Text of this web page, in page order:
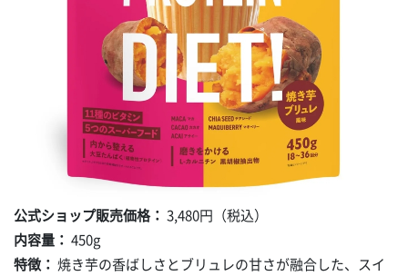
公式ショップ販売価格： 3,480円（税込）
内容量： 450g
特徴： 焼き芋の香ばしさとブリュレの甘さが融合した、スイ